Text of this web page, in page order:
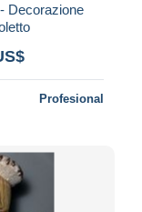
Decorazione
Profesional